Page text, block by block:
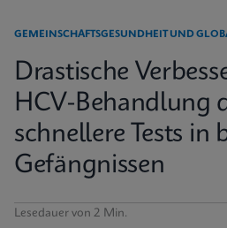
GEMEINSCHAFTSGESUNDHEIT UND
Drastische
HCV-Behandlung
schnellere Tests in
Gefängnissen
Lesedauer von 2 Min.